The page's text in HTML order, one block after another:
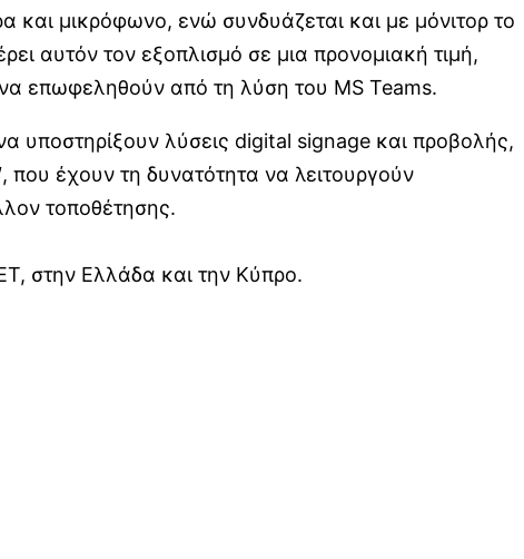
και μικρόφωνο, ενώ συνδυάζεται και με μόνιτορ το
αυτόν τον εξοπλισμό σε μια προνομιακή τιμή,
επωφεληθούν από τη λύση του MS Teams.
υποστηρίξουν λύσεις digital signage και προβολής,
έχουν τη δυνατότητα να λειτουργούν
τοποθέτησης.
στην Ελλάδα και την Κύπρο.